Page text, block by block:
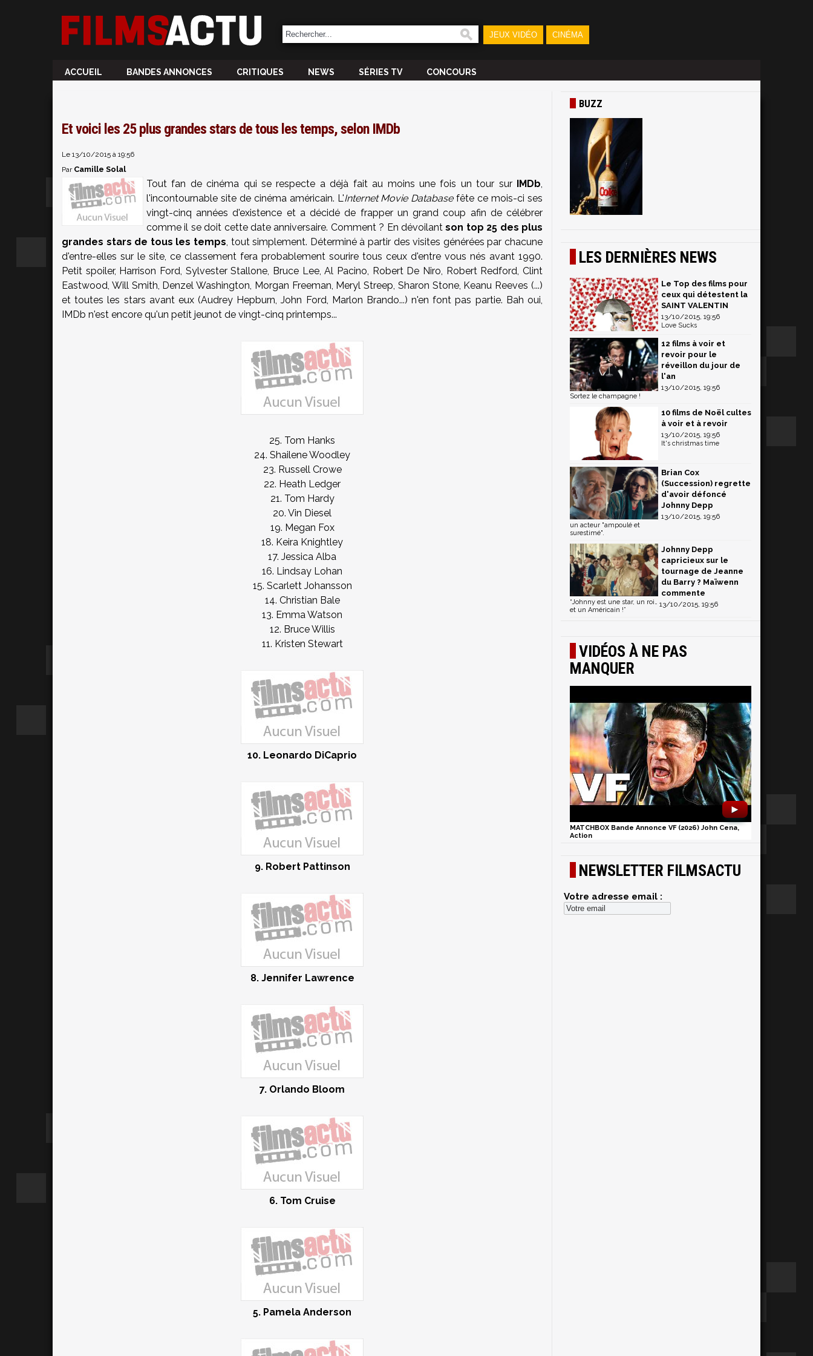
JEUX VIDÉO CINÉMA
ACCUEIL BANDES ANNONCES CRITIQUES NEWS SÉRIES TV CONCOURS
Et voici les 25 plus grandes stars de tous les temps, selon IMDb
Le 13/10/2015 à 19:56
Par Camille Solal
Tout fan de cinéma qui se respecte a déjà fait au moins une fois un tour sur IMDb,
l'incontournable site de cinéma américain. L'Internet Movie Databasefête ce mois-ci ses
vingt-cinq années d'existence et a décidé de frapper un grand coup afin de célébrer
comme il se doit cette date anniversaire. Comment ? En dévoilantson top 25 des plus
grandes stars de tous les temps, tout simplement. Déterminé à partir des visites générées par chacune
d'entre-elles sur le site, ce classement fera probablement sourire tous ceux d'entre vous nés avant 1990.
Petit spoiler, Harrison Ford, Sylvester Stallone, Bruce Lee, Al Pacino, Robert De Niro, Robert Redford, Clint
Eastwood, Will Smith, Denzel Washington, Morgan Freeman, Meryl Streep, Sharon Stone, Keanu Reeves (...)
et toutes les stars avant eux (Audrey Hepburn, John Ford, Marlon Brando...) n'en font pas partie. Bah oui,
IMDb n'est encore qu'un petit jeunot de vingt-cinq printemps...
25. Tom Hanks
24. Shailene Woodley
23. Russell Crowe
22. Heath Ledger
21. Tom Hardy
20. Vin Diesel
19. Megan Fox
18. Keira Knightley
17. Jessica Alba
16. Lindsay Lohan
15. Scarlett Johansson
14. Christian Bale
13. Emma Watson
12. Bruce Willis
11. Kristen Stewart
10. Leonardo DiCaprio
9. Robert Pattinson
8. Jennifer Lawrence
7. Orlando Bloom
6. Tom Cruise
5. Pamela Anderson
BUZZ
LES DERNIÈRES NEWS
Le Top des films pour
ceux qui détestent la
SAINT VALENTIN
13/10/2015, 19:56
Love Sucks
12 films à voir et
revoir pour le
réveillon du jour de
l'an
13/10/2015, 19:56
Sortez le champagne !
10 films de Noël cultes
à voir et à revoir
13/10/2015, 19:56
It's christmas time
Brian Cox
(Succession) regrette
d'avoir défoncé
Johnny Depp
13/10/2015, 19:56
un acteur "ampoulé et
surestimé".
Johnny Depp
capricieux sur le
tournage de Jeanne
du Barry ? Maïwenn
commente
13/10/2015, 19:56
“Johnny est une star, un roi…
et un Américain !”
VIDÉOS À NE PAS
MANQUER
►
MATCHBOX Bande Annonce VF (2026) John Cena,
Action
NEWSLETTER FILMSACTU
Votre adresse email :